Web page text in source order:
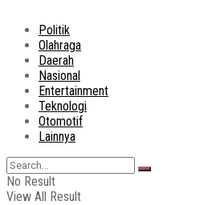
Politik
Olahraga
Daerah
Nasional
Entertainment
Teknologi
Otomotif
Lainnya
No Result
View All Result